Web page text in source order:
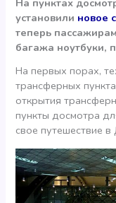
На пунктах
установили новое
теперь
багажа ноутбуки,
На первых порах,
трансферных
открытия
пункты досмотра
свое путешествие